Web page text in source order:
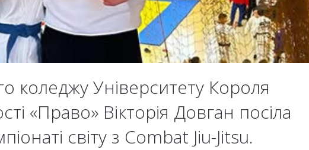
коледжу Університету Короля
«Право» Вікторія Довган посіла
світу з Combat Jiu-Jitsu.